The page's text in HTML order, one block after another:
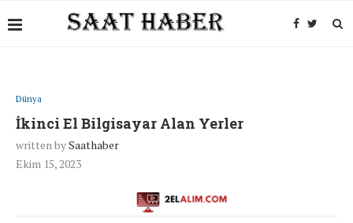
Dünya
İkinci El Bilgisayar Alan Yerler
written bySaathaber
Ekim 15, 2023